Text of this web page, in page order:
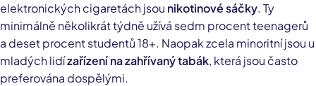
elektronických cigaretách jsou nikotinové sáčky. Ty
minimálně několikrát týdně užívá sedm procent teenagerů
a deset procent studentů 18+. Naopak zcela minoritní jsou u
mladých lidízařízení na zahřívaný tabák, která jsou často
preferována dospělými.